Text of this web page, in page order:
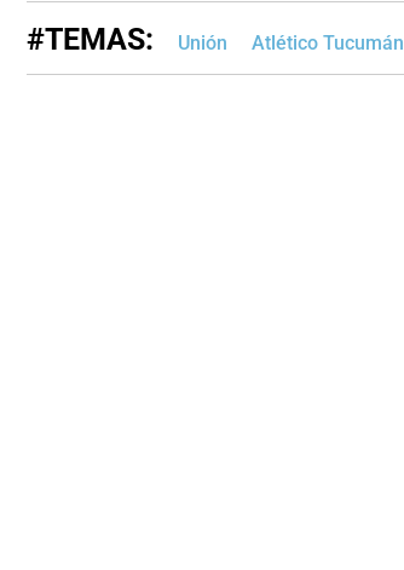
#TEMAS: Unión Atlético Tucumán